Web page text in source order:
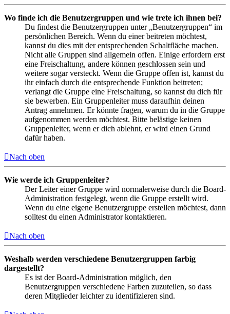
Wo finde ich die Benutzergruppen und wie trete ich ihnen bei?
Du findest die Benutzergruppen unter „Benutzergruppen“ im
persönlichen Bereich. Wenn du einer beitreten möchtest,
kannst du dies mit der entsprechenden Schaltfläche machen.
Nicht alle Gruppen sind allgemein offen. Einige erfordern erst
eine Freischaltung, andere können geschlossen sein und
weitere sogar versteckt. Wenn die Gruppe offen ist, kannst du
ihr einfach durch die entsprechende Funktion beitreten;
verlangt die Gruppe eine Freischaltung, so kannst du dich für
sie bewerben. Ein Gruppenleiter muss daraufhin deinen
Antrag annehmen. Er könnte fragen, warum du in die Gruppe
aufgenommen werden möchtest. Bitte belästige keinen
Gruppenleiter, wenn er dich ablehnt, er wird einen Grund
dafür haben.
Nach oben
Wie werde ich Gruppenleiter?
Der Leiter einer Gruppe wird normalerweise durch die Board-
Administration festgelegt, wenn die Gruppe erstellt wird.
Wenn du eine eigene Benutzergruppe erstellen möchtest, dann
solltest du einen Administrator kontaktieren.
Nach oben
Weshalb werden verschiedene Benutzergruppen farbig
dargestellt?
Es ist der Board-Administration möglich, den
Benutzergruppen verschiedene Farben zuzuteilen, so dass
deren Mitglieder leichter zu identifizieren sind.